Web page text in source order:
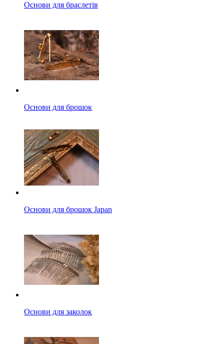
Основи для браслетів
Основи для брошок
Основи для брошок Japan
Основи для заколок